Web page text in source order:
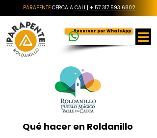
PARAPENTE CERCA A CALI | + 57 317 593 6802
Reservar por WhatsApp
Qué hacer en Roldanillo